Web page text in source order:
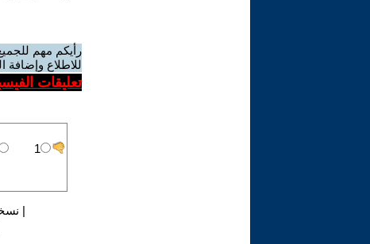
رأيكم مهم
للاطلاع وإضافة
تعليقات
|